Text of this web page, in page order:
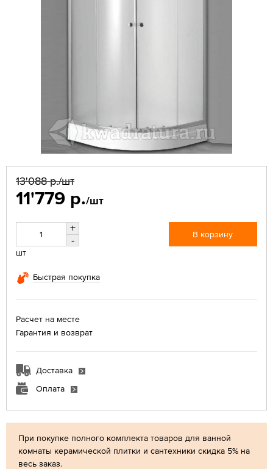
При покупке полного комплекта товаров для ванной
комнаты керамической плитки и сантехники скидка 5% на
весь заказ.
13'088 р./шт
11'779 р./шт
+
-
шт
В корзину
Быстрая покупка
Расчет на месте
Гарантия и возврат
Доставка
Оплата